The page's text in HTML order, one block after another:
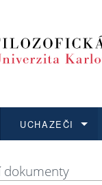
UCHAZEČI
dokumenty